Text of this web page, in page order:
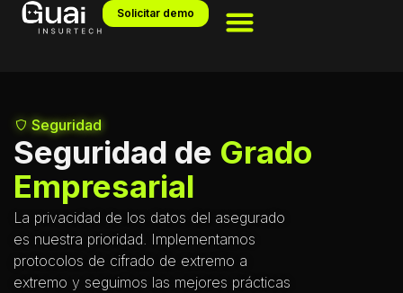
Solicitar demo
Seguridad
Seguridad de Grado
Empresarial
La privacidad de los datos del asegurado
es nuestra prioridad. Implementamos
protocolos de cifrado de extremo a
extremo y seguimos las mejores prácticas